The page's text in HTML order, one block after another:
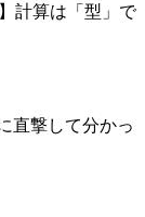
計算は「型」で
直撃して分かっ